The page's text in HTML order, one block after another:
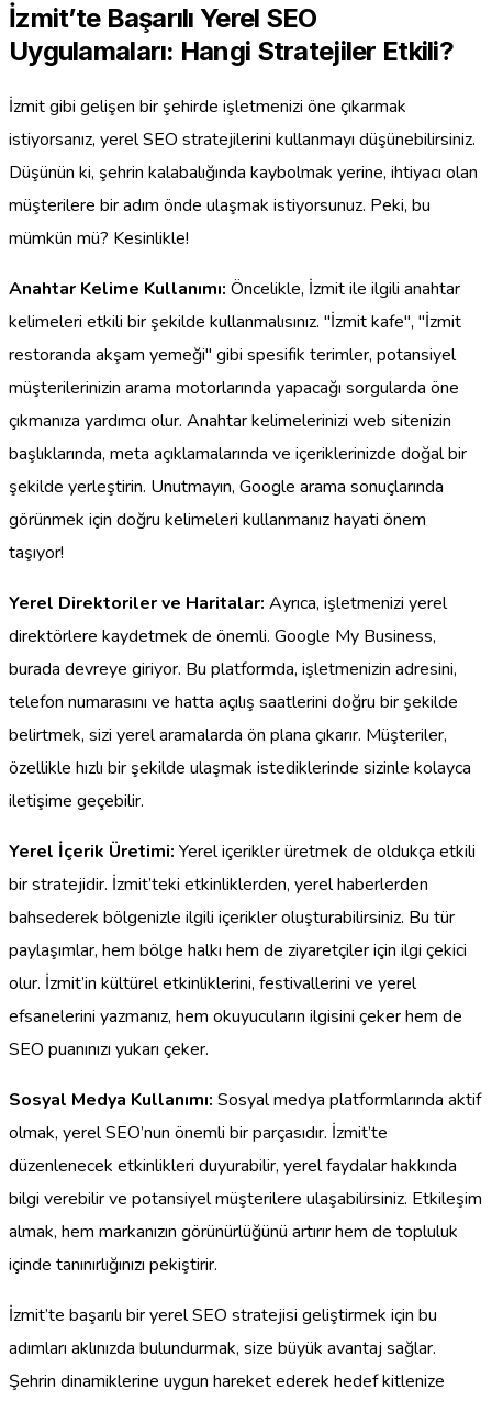
İzmit’te Başarılı Yerel SEO
Uygulamaları: Hangi Stratejiler Etkili?
İzmit gibi gelişen bir şehirde işletmenizi öne çıkarmak
istiyorsanız, yerel SEO stratejilerini kullanmayı düşünebilirsiniz.
Düşünün ki, şehrin kalabalığında kaybolmak yerine, ihtiyacı olan
müşterilere bir adım önde ulaşmak istiyorsunuz. Peki, bu
mümkün mü? Kesinlikle!
Anahtar Kelime Kullanımı: Öncelikle, İzmit ile ilgili anahtar
kelimeleri etkili bir şekilde kullanmalısınız. "İzmit kafe", "İzmit
restoranda akşam yemeği" gibi spesifik terimler, potansiyel
müşterilerinizin arama motorlarında yapacağı sorgularda öne
çıkmanıza yardımcı olur. Anahtar kelimelerinizi web sitenizin
başlıklarında, meta açıklamalarında ve içeriklerinizde doğal bir
şekilde yerleştirin. Unutmayın, Google arama sonuçlarında
görünmek için doğru kelimeleri kullanmanız hayati önem
taşıyor!
Yerel Direktoriler ve Haritalar: Ayrıca, işletmenizi yerel
direktörlere kaydetmek de önemli. Google My Business,
burada devreye giriyor. Bu platformda, işletmenizin adresini,
telefon numarasını ve hatta açılış saatlerini doğru bir şekilde
belirtmek, sizi yerel aramalarda ön plana çıkarır. Müşteriler,
özellikle hızlı bir şekilde ulaşmak istediklerinde sizinle kolayca
iletişime geçebilir.
Yerel İçerik Üretimi: Yerel içerikler üretmek de oldukça etkili
bir stratejidir. İzmit’teki etkinliklerden, yerel haberlerden
bahsederek bölgenizle ilgili içerikler oluşturabilirsiniz. Bu tür
paylaşımlar, hem bölge halkı hem de ziyaretçiler için ilgi çekici
olur. İzmit’in kültürel etkinliklerini, festivallerini ve yerel
efsanelerini yazmanız, hem okuyucuların ilgisini çeker hem de
SEO puanınızı yukarı çeker.
Sosyal Medya Kullanımı: Sosyal medya platformlarında aktif
olmak, yerel SEO’nun önemli bir parçasıdır. İzmit’te
düzenlenecek etkinlikleri duyurabilir, yerel faydalar hakkında
bilgi verebilir ve potansiyel müşterilere ulaşabilirsiniz. Etkileşim
almak, hem markanızın görünürlüğünü artırır hem de topluluk
içinde tanınırlığınızı pekiştirir.
İzmit’te başarılı bir yerel SEO stratejisi geliştirmek için bu
adımları aklınızda bulundurmak, size büyük avantaj sağlar.
Şehrin dinamiklerine uygun hareket ederek hedef kitlenize